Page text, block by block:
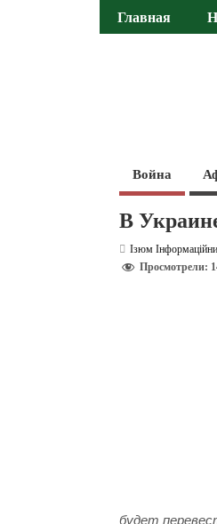
Главная
Война
В
Ізюм
Просмотрели:
будет